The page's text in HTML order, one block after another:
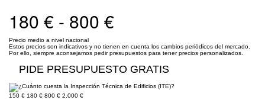
180 € - 800 €
Precio medio a nivel nacional
Estos precios son indicativos y no tienen en cuenta los cambios periódicos del mercado.
Por ello, siempre aconsejamos pedir presupuestos para tener precios personalizados.
PIDE PRESUPUESTO GRATIS
150 € 180 € 800 € 2.000 €